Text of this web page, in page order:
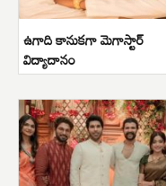
ఉగాది కానుకగా మెగాస్టార్
విద్యాదానం